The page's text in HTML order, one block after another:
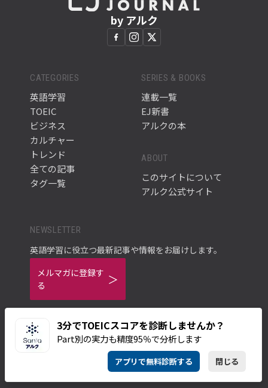
3分でTOEICスコアを診断しませんか？
Part別の実力も精度95％で分析します
アプリで無料診断する 閉じる
by アルク
CATEGORIES
英語学習
TOEIC
ビジネス
カルチャー
トレンド
全ての記事
タグ一覧
SERIES & BOOKS
連載一覧
EJ新書
アルクの本
ABOUT
このサイトについて
アルク公式サイト
NEWSLETTER
英語学習に役立つ最新記事や情報をお届けします。
メルマガに登録す
る
プライバシーポリシー